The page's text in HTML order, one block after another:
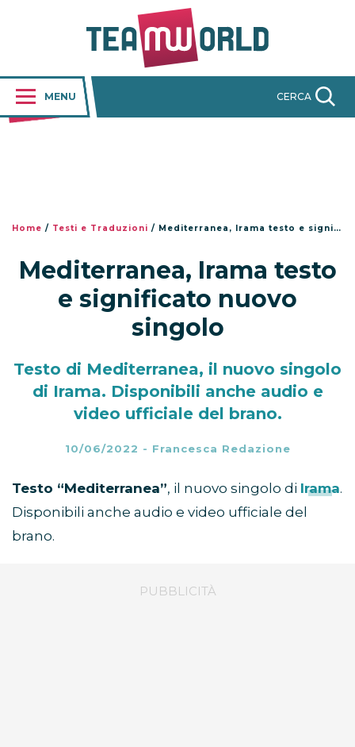
MENU CERCA
Home / Testi e Traduzioni / Mediterranea, Irama testo e significato nuovo singolo
Mediterranea, Irama testo
e significato nuovo
singolo
Testo di Mediterranea, il nuovo singolo
di Irama. Disponibili anche audio e
video ufficiale del brano.
10/06/2022 - Francesca Redazione
Testo “Mediterranea”, il nuovo singolo di Irama.
Disponibili anche audio e video ufficiale del
brano.